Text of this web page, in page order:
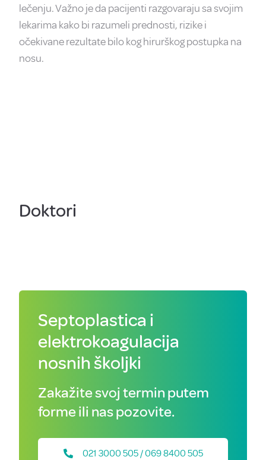
lečenju. Važno je da pacijenti razgovaraju sa svojim
lekarima kako bi razumeli prednosti, rizike i
očekivane rezultate bilo kog hirurškog postupka na
nosu.
Doktori
Septoplastica i
elektrokoagulacija
nosnih školjki
Zakažite svoj termin putem
forme ili nas pozovite.
021 3000 505 / 069 8400 505